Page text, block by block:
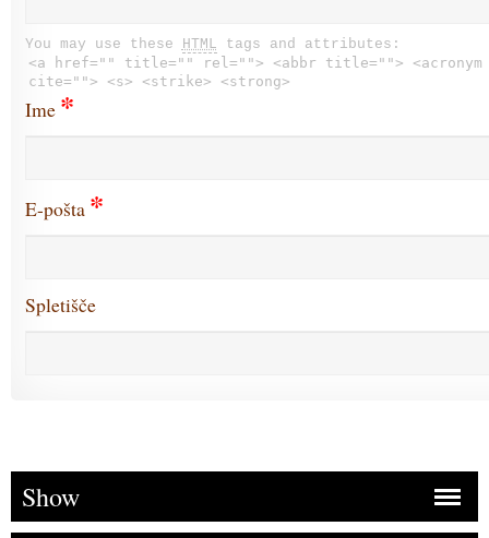
You may use these HTML tags and attributes:
<a href="" title="" rel=""> <abbr title=""> <acronym
cite=""> <s> <strike> <strong>
Ime *
E-pošta *
Spletišče
Show